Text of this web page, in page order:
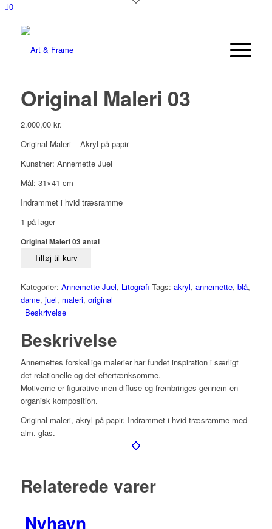
0
Original Maleri 03
2.000,00 kr.
Original Maleri – Akryl på papir
Kunstner: Annemette Juel
Mål: 31×41 cm
Indrammet i hvid træsramme
1 på lager
Original Maleri 03 antal
Tilføj til kurv
Kategorier: Annemette Juel, Litografi Tags: akryl, annemette, blå,
dame, juel, maleri, original
Beskrivelse
Beskrivelse
Annemettes forskellige malerier har fundet inspiration i særligt
det relationelle og det eftertænksomme.
Motiverne er figurative men diffuse og frembringes gennem en
organisk komposition.
Original maleri, akryl på papir. Indrammet i hvid træsramme med
alm. glas.
Relaterede varer
Nyhavn